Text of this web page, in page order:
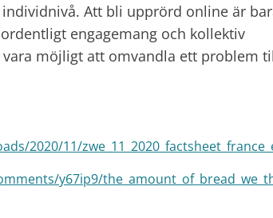
Att bli upprörd online är
engagemang och kollektiv
möjligt att omvandla ett problem
2020/11/
y67ip9/